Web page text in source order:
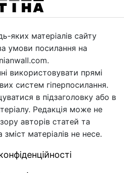
яких матеріалів сайту
умови посилання на
використовувати прямі
систем гіперпосилання.
в підзаголовку або в
Редакція може не
авторів статей та
зміст матеріалів не несе.